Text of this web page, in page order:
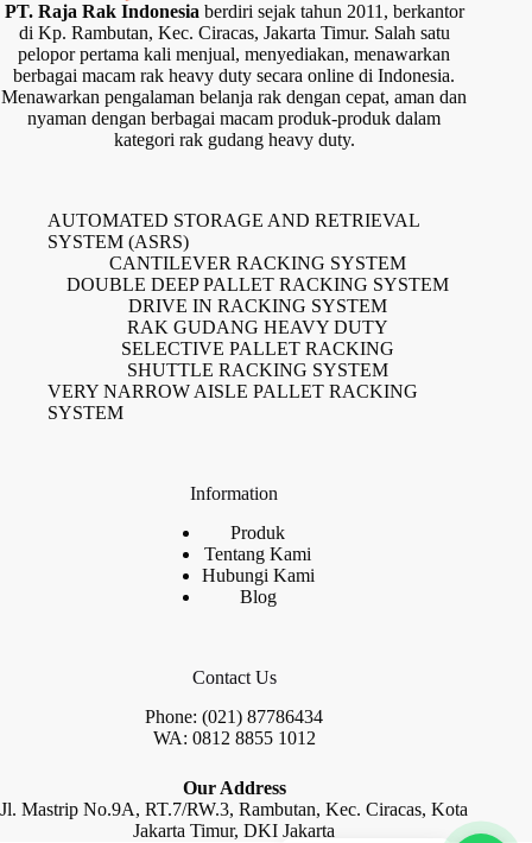
PT. Raja Rak Indonesiaberdiri sejak tahun 2011, berkantor
di Kp. Rambutan, Kec. Ciracas, Jakarta Timur. Salah satu
pelopor pertama kali menjual, menyediakan, menawarkan
berbagai macam rak heavy duty secara online di Indonesia.
Menawarkan pengalaman belanja rak dengan cepat, aman dan
nyaman dengan berbagai macam produk-produk dalam
kategori rak gudang heavy duty.
AUTOMATED STORAGE AND RETRIEVAL
SYSTEM (ASRS)
CANTILEVER RACKING SYSTEM
DOUBLE DEEP PALLET RACKING SYSTEM
DRIVE IN RACKING SYSTEM
RAK GUDANG HEAVY DUTY
SELECTIVE PALLET RACKING
SHUTTLE RACKING SYSTEM
VERY NARROW AISLE PALLET RACKING
SYSTEM
Information
Produk
Tentang Kami
Hubungi Kami
Blog
Contact Us
Phone: (021) 87786434
WA: 0812 8855 1012
Our Address
Jl. Mastrip No.9A, RT.7/RW.3, Rambutan, Kec. Ciracas, Kota
Jakarta Timur, DKI Jakarta